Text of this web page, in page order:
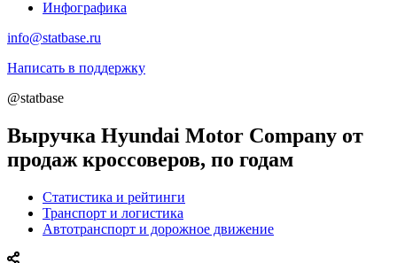
Инфографика
info@statbase.ru
Написать в поддержку
@statbase
Выручка Hyundai Motor Company от
продаж кроссоверов, по годам
Статистика и рейтинги
Транспорт и логистика
Автотранспорт и дорожное движение